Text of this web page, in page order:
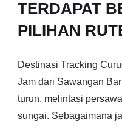
TERDAPAT
PILIHAN
Destinasi Tracking
Jam dari Sawangan
turun, melintasi
sungai. Sebagaimana